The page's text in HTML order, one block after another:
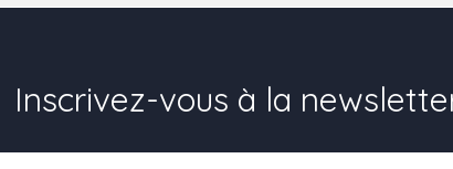
Inscrivez-vous à la